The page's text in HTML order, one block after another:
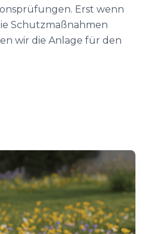
Erst wenn
Schutzmaßnahmen
wir die Anlage für den